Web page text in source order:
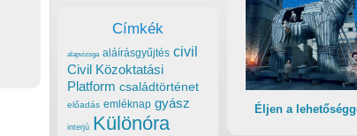
Éljen a
Címkék
alapvizsga aláírásgyűjtés civil
Civil Közoktatási
Platform családtörténet
előadás emléknap gyász
interjú Különóra